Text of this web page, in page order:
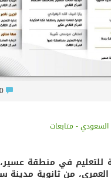
غدٍ الخميس هو المكمل
- متابعات
للتعليم في منطقة
من ثانوية مدينة